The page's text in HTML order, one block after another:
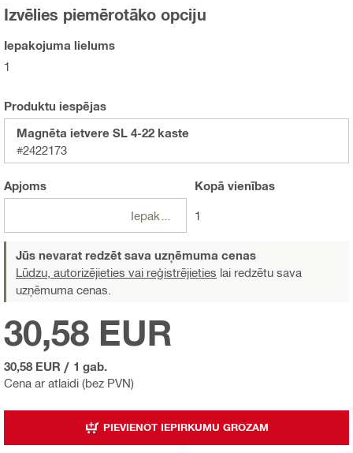
Izvēlies piemērotāko opciju
Iepakojuma lielums
1
Produktu iespējas
Magnēta ietvere SL 4-22 kaste
#2422173
Apjoms Kopā vienības
1
Jūs nevarat redzēt sava uzņēmuma cenas
Lūdzu, autorizējieties vai reģistrējieties lai redzētu sava
uzņēmuma cenas.
Cena ar atlaidi (bez PVN)
30,58 EUR
30,58 EUR / 1 gab.
PIEVIENOT IEPIRKUMU GROZAM